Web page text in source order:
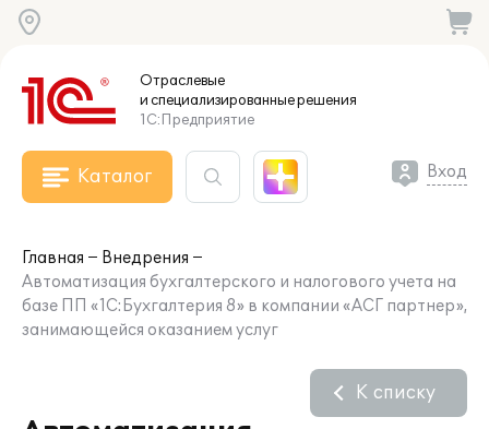
Отраслевые
и специализированныерешения
1С:Предприятие
Каталог Вход
Главная
Внедрения
Автоматизация бухгалтерского и налогового учета на
базе ПП «1С:Бухгалтерия 8» в компании «АСГ партнер»,
занимающейся оказанием услуг
К списку